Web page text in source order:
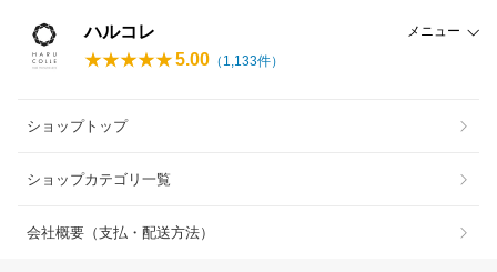
ハルコレ メニュー
5.00 （ 1,133件）
ショップトップ
ショップカテゴリ一覧
会社概要（支払・配送方法）